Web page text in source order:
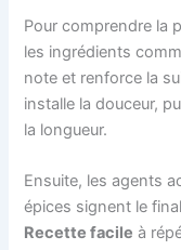
Pour comprendre la
les ingrédients
note et renforce la
installe la douceur,
la longueur.
Ensuite, les agents
épices signent le
Recette facile à